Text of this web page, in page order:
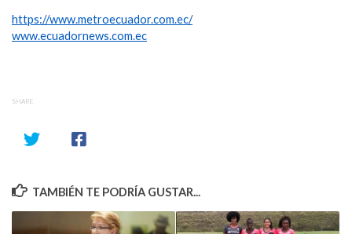
https://www.metroecuador.com.ec/
www.ecuadornews.com.ec
SHARE
TAMBIÉN TE PODRÍA GUSTAR...